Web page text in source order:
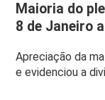
Maioria do
8 de Janeiro
Apreciação da
e evidenciou a